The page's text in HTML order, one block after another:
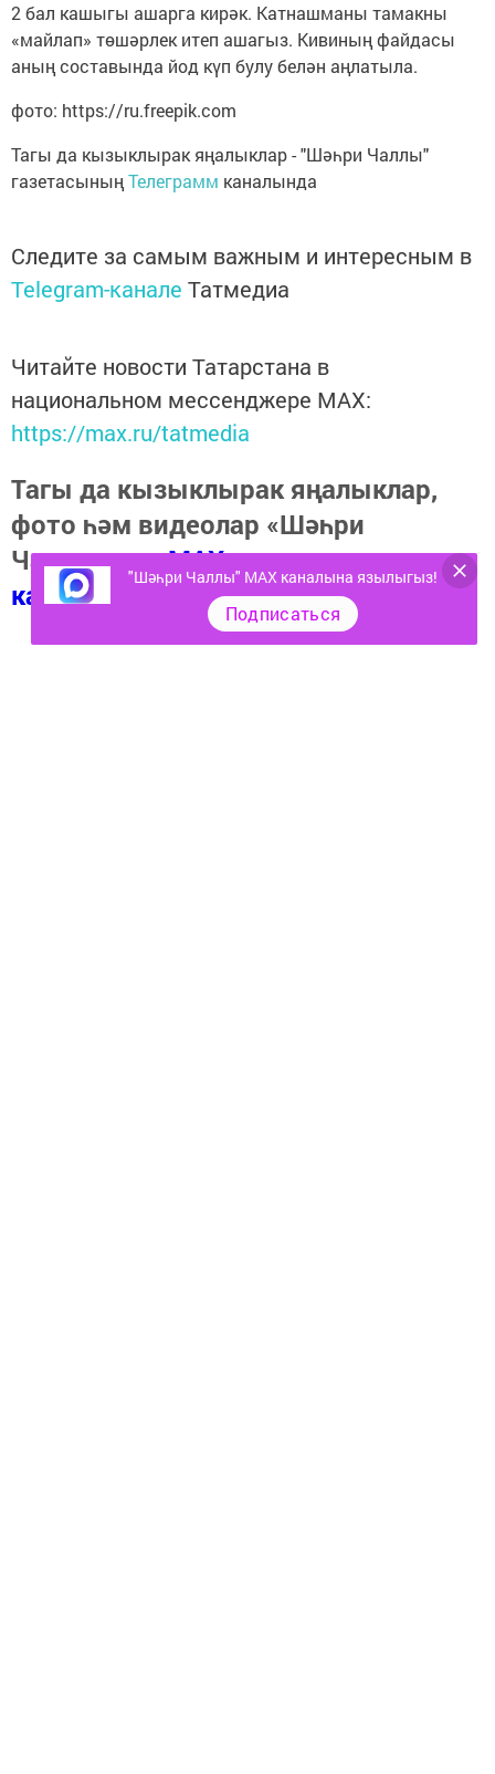
2 бал кашыгы ашарга кирәк. Катнашманы тамакны
«майлап» төшәрлек итеп ашагыз. Кивиның файдасы
аның составында йод күп булу белән аңлатыла.
фото: https://ru.freepik.com
Тагы да кызыклырак яңалыклар - "Шәһри Чаллы"
газетасының Телеграмм каналында
Следите за самым важным и интересным в
Telegram-канале Татмедиа
Читайте новости Татарстана в
национальном мессенджере MАХ:
https://max.ru/tatmedia
Тагы да кызыклырак яңалыклар,
фото һәм видеолар «Шәһри
Чаллы»ныңMAX
каналында(язылыгыз).
"Шәһри Чаллы" MAX каналына язылыгыз!
Подписаться